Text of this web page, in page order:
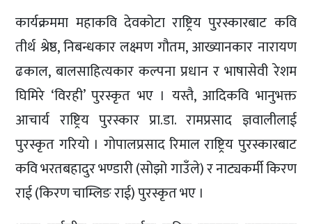
कार्यक्रममा महाकवि देवकोटा राष्ट्रिय पुरस्कारबाट कवि
तीर्थ श्रेष्ठ, निबन्धकार लक्ष्मण गौतम, आख्यानकार नारायण
ढकाल, बालसाहित्यकार कल्पना प्रधान र भाषासेवी रेशम
घिमिरे ‘विरही’ पुरस्कृत भए । यस्तै, आदिकवि भानुभक्त
आचार्य राष्ट्रिय पुरस्कार प्रा.डा. रामप्रसाद ज्ञवालीलाई
पुरस्कृत गरियो । गोपालप्रसाद रिमाल राष्ट्रिय पुरस्कारबाट
कवि भरतबहादुर भण्डारी (सोझो गाउँले) र नाट्यकर्मी किरण
राई (किरण चाम्लिङ राई) पुरस्कृत भए ।